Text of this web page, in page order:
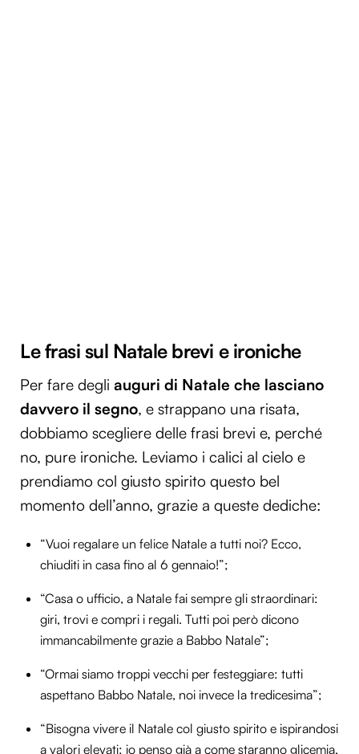
Le frasi sul Natale brevi e ironiche
Per fare degli auguri di Natale che lasciano
davvero il segno, e strappano una risata,
dobbiamo scegliere delle frasi brevi e, perché
no, pure ironiche. Leviamo i calici al cielo e
prendiamo col giusto spirito questo bel
momento dell’anno, grazie a queste dediche:
“Vuoi regalare un felice Natale a tutti noi? Ecco,
chiuditi in casa fino al 6 gennaio!”;
“Casa o ufficio, a Natale fai sempre gli straordinari:
giri, trovi e compri i regali. Tutti poi però dicono
immancabilmente grazie a Babbo Natale”;
“Ormai siamo troppi vecchi per festeggiare: tutti
aspettano Babbo Natale, noi invece la tredicesima”;
“Bisogna vivere il Natale col giusto spirito e ispirandosi
a valori elevati: io penso già a come staranno glicemia,